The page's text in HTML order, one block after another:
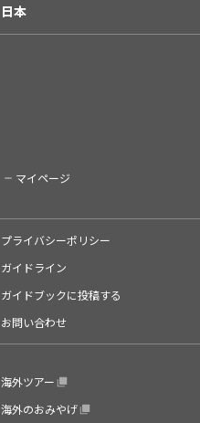
日本
マイページ
プライバシーポリシー
ガイドライン
ガイドブックに投稿する
お問い合わせ
海外ツアー
海外のおみやげ